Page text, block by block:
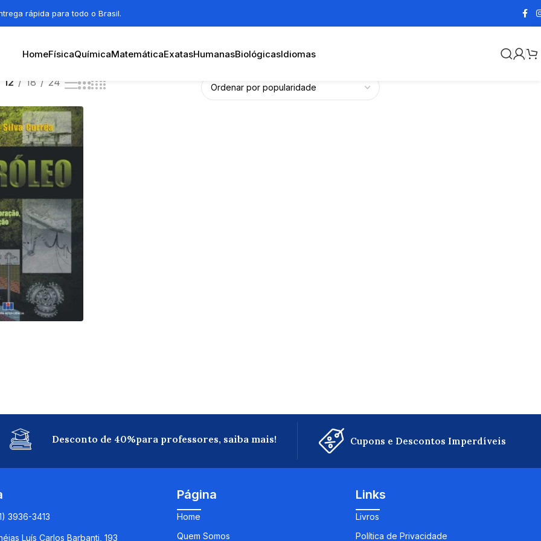
rápida para todo o Brasil.
HomeFísicaQuímicaMatemáticaExatasHumanasBiológicasIdiomas
12 18 24
Desconto de 40%para professores, saiba mais! Cupons e Descontos Imperdíveis
3936-3413
Luís Carlos Barbanti, 193
Página
Home
Quem Somos
Links
Livros
Política de Privacidade